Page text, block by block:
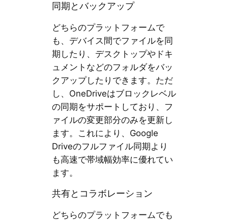
同期とバックアップ
どちらのプラットフォームで
も、デバイス間でファイルを同
期したり、デスクトップやドキ
ュメントなどのフォルダをバッ
クアップしたりできます。ただ
し、OneDriveはブロックレベル
の同期をサポートしており、フ
ァイルの変更部分のみを更新し
ます。これにより、Google
Driveのフルファイル同期より
も高速で帯域幅効率に優れてい
ます。
共有とコラボレーション
どちらのプラットフォームでも